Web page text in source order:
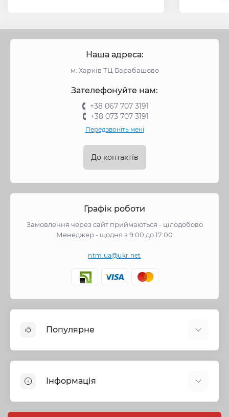
Наша адреса:
м. Харків ТЦ Барабашово
Зателефонуйте нам:
+38 067 707 3191
+38 073 707 3191
Передзвоніть мені
До контактів
Графік роботи
Замовлення через сайт приймаються - цілодобово
Менеджер - щодня з 9:00 до 17:00
ntm.ua@ukr.net
Популярне
Запірна арматура
Труби та фітинги
Насосне обладнання
Інформація